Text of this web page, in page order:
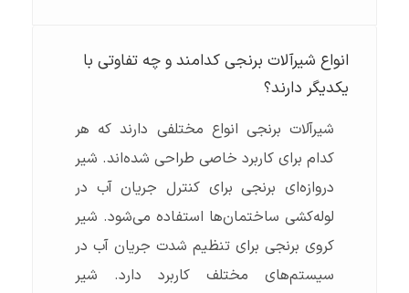
انواع شیرآلات برنجی کدامند و چه تفاوتی با
یکدیگر دارند؟
شیرآلات برنجی انواع مختلفی دارند که هر
کدام برای کاربرد خاصی طراحی شده‌اند. شیر
دروازه‌ای برنجی برای کنترل جریان آب در
لوله‌کشی ساختمان‌ها استفاده می‌شود. شیر
کروی برنجی برای تنظیم شدت جریان آب در
سیستم‌های مختلف کاربرد دارد. شیر